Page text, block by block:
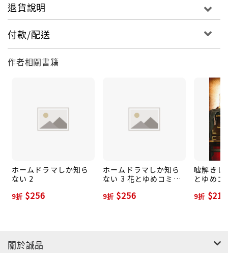
退貨說明
付款/配送
作者相關書籍
ホームドラマしか知ら
ない 2
9折 $256
ホームドラマしか知ら
ない 3 花とゆめコミッ
9折 $256
嘘解きレ
とゆめコ
9折 $211
關於誠品